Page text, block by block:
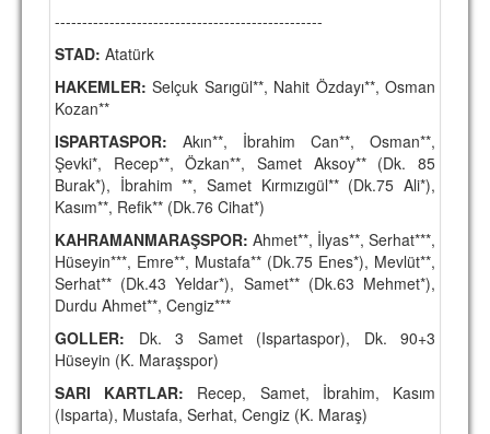
TARİHÇE
TARİHİ BAŞARILAR
BASINDAN
KUPA MAÇLARI
ESKi BAŞKANLAR
ESKİ HOCALAR
HAKKIMIZDA
HAKKIMIZDA
İRTİBAT
-------------------------------------------------
STAD: Atatürk
HAKEMLER: Selçuk Sarıgül**, Nahit Özdayı**, Osman
Kozan**
ISPARTASPOR: Akın**, İbrahim Can**, Osman**,
Şevki*, Recep**, Özkan**, Samet Aksoy** (Dk. 85
Burak*), İbrahim **, Samet Kırmızıgül** (Dk.75 Ali*),
Kasım**, Refik** (Dk.76 Cihat*)
KAHRAMANMARAŞSPOR: Ahmet**, İlyas**, Serhat***,
Hüseyin***, Emre**, Mustafa** (Dk.75 Enes*), Mevlüt**,
Serhat** (Dk.43 Yeldar*), Samet** (Dk.63 Mehmet*),
Durdu Ahmet**, Cengiz***
GOLLER: Dk. 3 Samet (Ispartaspor), Dk. 90+3
Hüseyin (K. Maraşspor)
SARI KARTLAR: Recep, Samet, İbrahim, Kasım
(Isparta), Mustafa, Serhat, Cengiz (K. Maraş)